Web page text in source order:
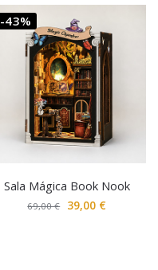
-43%
Sala Mágica Book Nook
69,00€ 39,00 €